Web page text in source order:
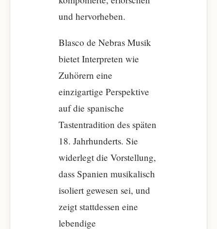
und hervorheben.
Blasco de Nebras Musik
bietet Interpreten wie
Zuhörern eine
einzigartige Perspektive
auf die spanische
Tastentradition des späten
18. Jahrhunderts. Sie
widerlegt die Vorstellung,
dass Spanien musikalisch
isoliert gewesen sei, und
zeigt stattdessen eine
lebendige